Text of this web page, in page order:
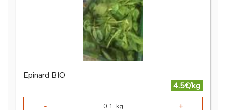
Epinard BIO
4.5€/kg
-
0.1 kg +